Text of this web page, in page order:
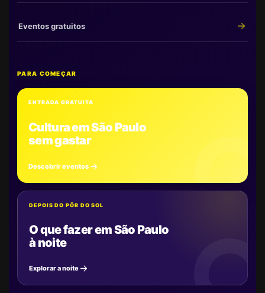
Eventos gratuitos
PARA COMEÇAR
ENTRADA GRATUITA
Cultura em São Paulo
sem gastar
Descobrir eventos
DEPOIS DO PÔR DO SOL
O que fazer em São Paulo
à noite
Explorar a noite